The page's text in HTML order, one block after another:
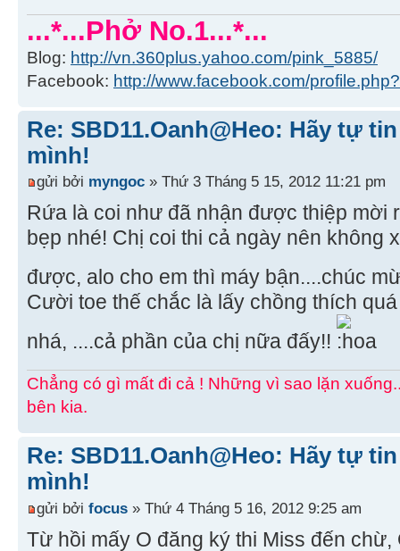
...*...Phở No.1...*...
Blog: http://vn.360plus.yahoo.com/pink_5885/
Facebook: http://www.facebook.com/
Re: SBD11.Oanh@Heo: Hãy tự
mình!
gửi bởi myngoc » Thứ 3 Tháng 5 15, 2012 11:21 pm
Rứa là coi như đã nhận được thiệp mời
bẹp nhé! Chị coi thi cả ngày nên không
được, alo cho em thì máy bận....chúc
Cười toe thế chắc là lấy chồng thích
nhá, ....cả phần của chị nữa đấy!!
Chẳng có gì mất đi cả ! Những vì sao lặn
bên kia.
Re: SBD11.Oanh@Heo: Hãy tự
mình!
gửi bởi focus » Thứ 4 Tháng 5 16, 2012 9:25 am
Từ hồi mấy O đăng ký thi Miss đến